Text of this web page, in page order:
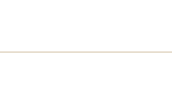
überspringen oder direkt zur